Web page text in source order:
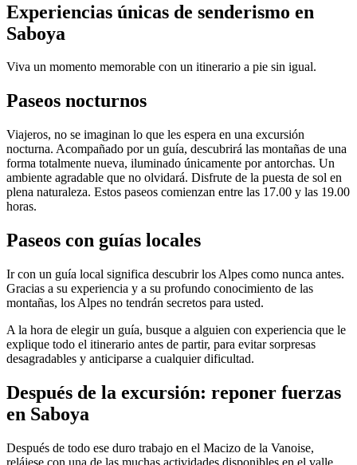
Experiencias únicas de senderismo en
Saboya
Viva un momento memorable con un itinerario a pie sin igual.
Paseos nocturnos
Viajeros, no se imaginan lo que les espera en una excursión
nocturna. Acompañado por un guía, descubrirá las montañas de una
forma totalmente nueva, iluminado únicamente por antorchas. Un
ambiente agradable que no olvidará. Disfrute de la puesta de sol en
plena naturaleza. Estos paseos comienzan entre las 17.00 y las 19.00
horas.
Paseos con guías locales
Ir con un guía local significa descubrir los Alpes como nunca antes.
Gracias a su experiencia y a su profundo conocimiento de las
montañas, los Alpes no tendrán secretos para usted.
A la hora de elegir un guía, busque a alguien con experiencia que le
explique todo el itinerario antes de partir, para evitar sorpresas
desagradables y anticiparse a cualquier dificultad.
Después de la excursión: reponer fuerzas
en Saboya
Después de todo ese duro trabajo en el Macizo de la Vanoise,
relájese con una de las muchas actividades disponibles en el valle.